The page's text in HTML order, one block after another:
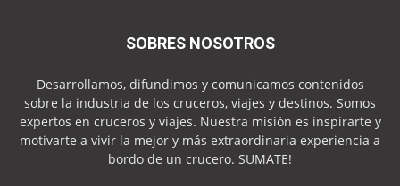
SOBRES NOSOTROS
Desarrollamos, difundimos y comunicamos contenidos
sobre la industria de los cruceros, viajes y destinos. Somos
expertos en cruceros y viajes. Nuestra misión es inspirarte y
motivarte a vivir la mejor y más extraordinaria experiencia a
bordo de un crucero. SUMATE!